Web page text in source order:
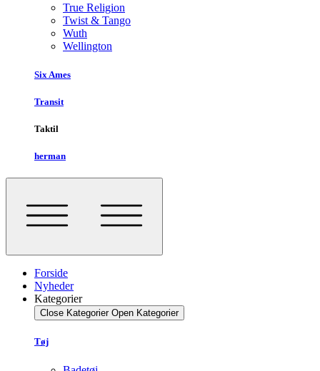
True Religion
Twist & Tango
Wuth
Wellington
Six Ames
Transit
Taktil
herman
Forside
Nyheder
Kategorier
Close Kategorier Open Kategorier
Tøj